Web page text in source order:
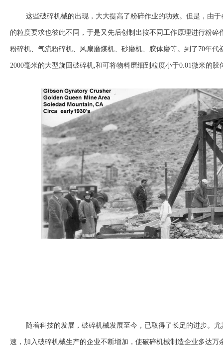
这些破碎机械的出现，大大提高了粉碎作业的功效。但是，由
的粒度要求也彼此不同，于是又先后创制出按不同工作原理进行粉
粉碎机、气流粉碎机、风扇磨煤机、砂磨机、胶体磨等。到了70年
2000毫米的大型旋回破碎机,和可将物料磨细到粒度小于0.01微米的胶
随着科技的发展，破碎机械发展至今，已取得了长足的进步。
速，加入破碎机械生产的企业不断增加，使破碎机械制造企业多达万